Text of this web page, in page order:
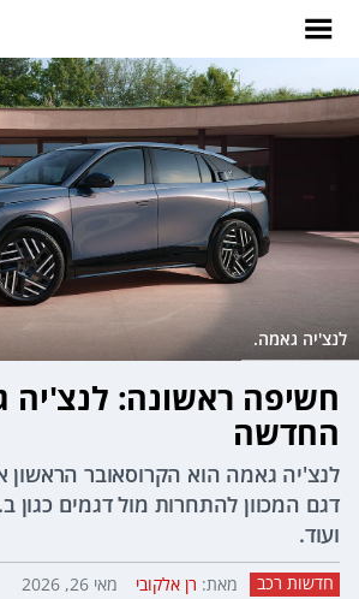
לנצ'יה גאמה.
חשיפה ראשונה: לנצ'יה
החדשה
לנצ'יה גאמה הוא הקרוסאובר הראשון
ועוד.
חדשות רכב מאת: רן אלקובי מאי 26, 2026